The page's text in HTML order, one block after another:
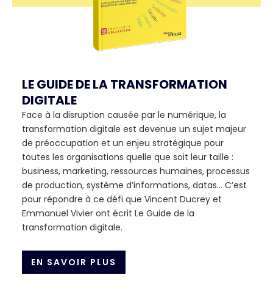
LE GUIDE DE LA TRANSFORMATION
DIGITALE
Face à la disruption causée par le numérique, la
transformation digitale est devenue un sujet majeur
de préoccupation et un enjeu stratégique pour
toutes les organisations quelle que soit leur taille :
business, marketing, ressources humaines, processus
de production, système d’informations, datas… C’est
pour répondre à ce défi que Vincent Ducrey et
Emmanuel Vivier ont écrit Le Guide de la
transformation digitale.
EN SAVOIR PLUS